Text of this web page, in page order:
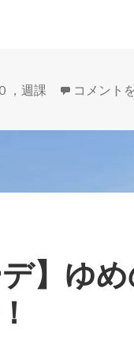
，週課 【週課情
コメント
】ゆ